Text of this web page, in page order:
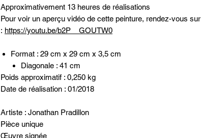
Approximativement 13 heures de réalisations
Pour voir un aperçu vidéo de cette peinture, rendez-vous sur
: https://youtu.be/b2P__GOUTW0
Format : 29 cm x 29 cm x 3,5 cm
Diagonale : 41 cm
Poids approximatif : 0,250 kg
Date de réalisation : 01/2018
Artiste : Jonathan Pradillon
Pièce unique
Œuvre signée